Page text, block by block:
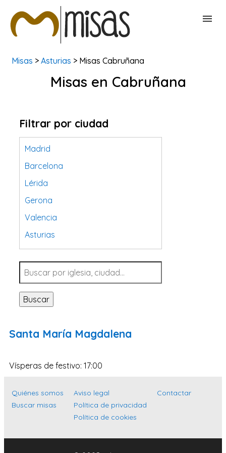
BUSCAR MISAS
Misas > Asturias > Misas Cabruñana
Misas en Cabruñana
Filtrar por ciudad
Madrid
Barcelona
Lérida
Gerona
Valencia
Asturias
Tarragona
Navarra
Valladolid
Sevilla
Santa Cruz de Tenerife
Las Palmas
Málaga
Toledo
Buscar
Santa María Magdalena
Vísperas de festivo: 17:00
Quiénes somos
Buscar misas
Aviso legal
Política de privacidad
Política de cookies
Contactar